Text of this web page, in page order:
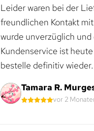
Leider waren bei der
freundlichen Kontakt
wurde unverzüglich
Kundenservice ist
bestelle definitiv wieder.
Tamara R.
vor 2